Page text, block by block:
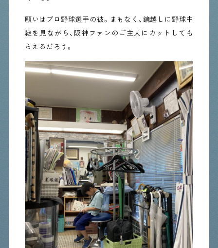
願いはプロ野球選手の彼。まもなく、鏡越しに野球中
継を見ながら、阪神ファンのご主人にカットしても
らえるだろう。